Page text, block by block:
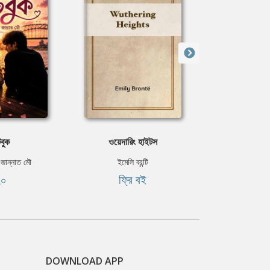
মৌ
ওয়েদারিং হাইটস
ইমেলি ব্রন্টি
ফ্রি বই
DOWNLOAD APP